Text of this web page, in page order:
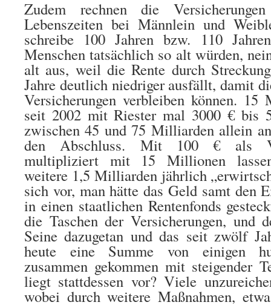
Zudem rechnen die
Lebenszeiten bei Männlein und
schreibe 100 Jahren bzw. 110
Menschen tatsächlich so alt würden,
alt aus, weil die Rente durch
Jahre deutlich niedriger ausfällt, damit
Versicherungen verbleiben können. 15
seit 2002 mit Riester mal 3000 € bis
zwischen 45 und 75 Milliarden allein
den Abschluss. Mit 100 € als
multipliziert mit 15 Millionen
weitere 1,5 Milliarden jährlich
sich vor, man hätte das Geld samt den
in einen staatlichen Rentenfonds
die Taschen der Versicherungen, und
Seine dazugetan und das seit zwölf
heute eine Summe von einigen
zusammen gekommen mit steigender
liegt stattdessen vor? Viele
wobei durch weitere Maßnahmen,